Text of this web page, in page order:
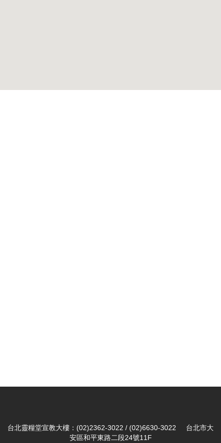
台北靈糧堂宣教大樓：(02)2362-3022 / (02)6630-3022 台北市大
安區和平東路二段24號11F